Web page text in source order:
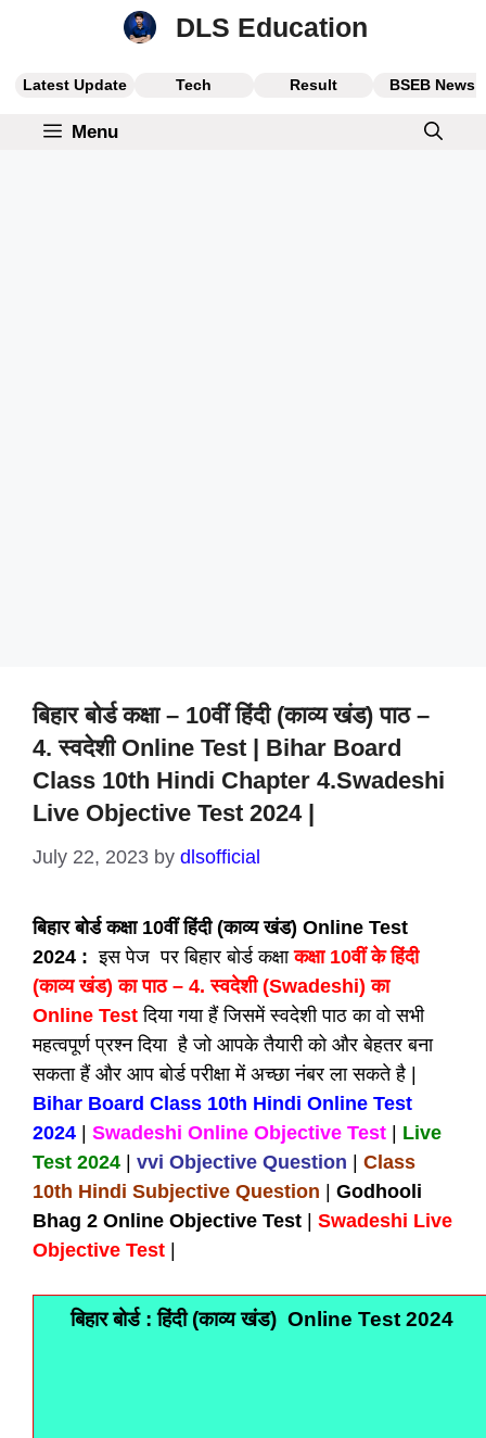
DLS Education
Latest Update Tech Result BSEB News
Menu
बिहार बोर्ड कक्षा – 10वीं हिंदी (काव्य खंड) पाठ –
4. स्वदेशी Online Test | Bihar Board
Class 10th Hindi Chapter 4.Swadeshi
Live Objective Test 2024 |
July 22, 2023 by dlsofficial
बिहार बोर्डकक्षा 10वीं हिंदी (काव्य खंड) Online Test
2024 : इस पेज पर बिहार बोर्ड कक्षाकक्षा 10वीं के हिंदी
(काव्य खंड) का पाठ – 4. स्वदेशी (Swadeshi) का
Online Test दिया गया हैं जिसमें स्वदेशी पाठ का वो सभी
महत्वपूर्ण प्रश्न दिया है जो आपके तैयारी को और बेहतर बना
सकता हैं और आप बोर्ड परीक्षा में अच्छा नंबर ला सकते है |
Bihar Board Class 10th Hindi Online Test
2024
Swadeshi Online Objective Test
Live
Test 2024
vvi Objective Question
Class
10th Hindi Subjective Question
Godhooli
Bhag 2 Online Objective Test
Swadeshi Live
Objective Test
बिहार बोर्ड : हिंदी (काव्य खंड) Online Test 2024